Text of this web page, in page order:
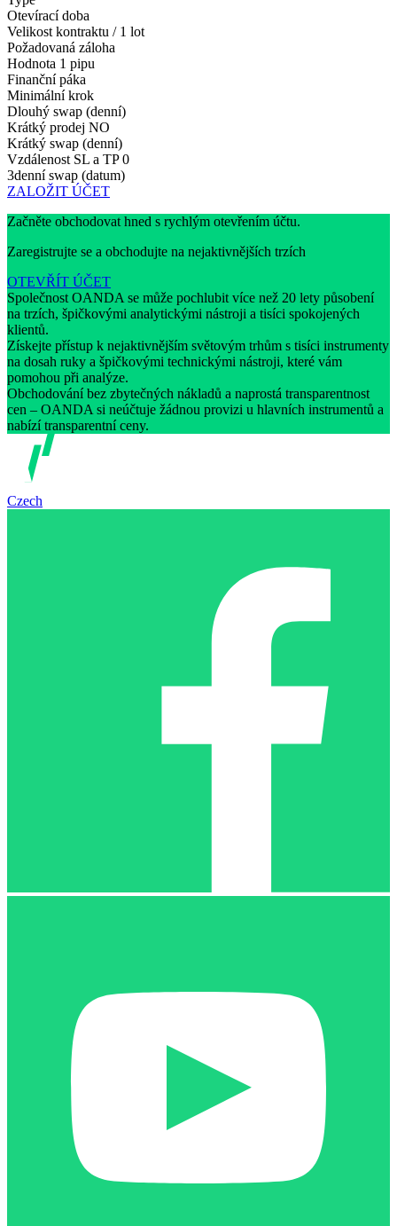
Otevírací doba
Velikost kontraktu / 1 lot
Požadovaná záloha
Hodnota 1 pipu
Finanční páka
Minimální krok
Dlouhý swap (denní)
Krátký prodej NO
Krátký swap (denní)
Vzdálenost SL a TP 0
3denní swap (datum)
ZALOŽIT ÚČET
Začněte obchodovat hned s rychlým otevřením účtu.
Zaregistrujte se a obchodujte na nejaktivnějších trzích
OTEVŘÍT ÚČET
Společnost OANDA se může pochlubit více než 20 lety působení
na trzích, špičkovými analytickými nástroji a tisíci spokojených
klientů.
Získejte přístup k nejaktivnějším světovým trhům s tisíci instrumenty
na dosah ruky a špičkovými technickými nástroji, které vám
pomohou při analýze.
Obchodování bez zbytečných nákladů a naprostá transparentnost
cen – OANDA si neúčtuje žádnou provizi u hlavních instrumentů a
nabízí transparentní ceny.
Czech